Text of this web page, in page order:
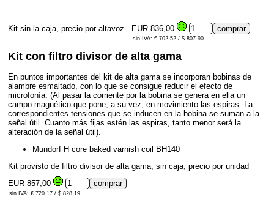
Kit sin la caja, precio por altavoz EUR 836,00
sin IVA: € 702.52 / $ 807.90
Kit con filtro divisor de alta gama
En puntos importantes del kit de alta gama se incorporan bobinas de
alambre esmaltado, con lo que se consigue reducir el efecto de
microfonía. (Al pasar la corriente por la bobina se genera en ella un
campo magnético que pone, a su vez, en movimiento las espiras. La
correspondientes tensiones que se inducen en la bobina se suman a la
señal útil. Cuanto más fijas estén las espiras, tanto menor será la
alteración de la señal útil).
Mundorf H core baked varnish coil BH140
Kit provisto de filtro divisor de alta gama, sin caja, precio por unidad
EUR 857,00
sin IVA: € 720.17 / $ 828.19